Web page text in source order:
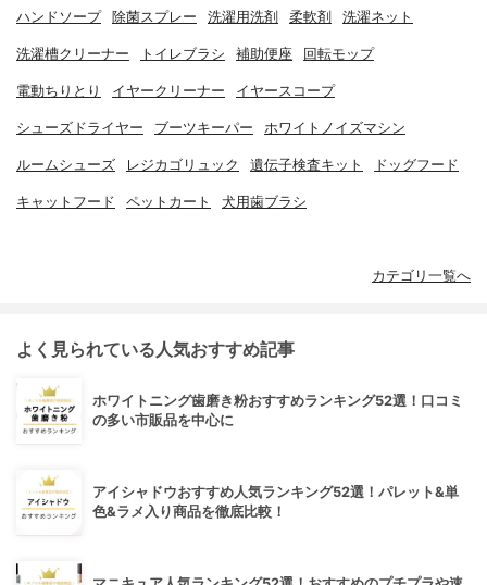
ハンドソープ 除菌スプレー 洗濯用洗剤 柔軟剤 洗濯ネット
洗濯槽クリーナー トイレブラシ 補助便座 回転モップ
電動ちりとり イヤークリーナー イヤースコープ
シューズドライヤー ブーツキーパー ホワイトノイズマシン
ルームシューズ レジカゴリュック 遺伝子検査キット ドッグフード
キャットフード ペットカート 犬用歯ブラシ
カテゴリ一覧へ
よく見られている人気おすすめ記事
ホワイトニング歯磨き粉おすすめランキング52選！口コミ
の多い市販品を中心に
アイシャドウおすすめ人気ランキング52選！パレット&単
色&ラメ入り商品を徹底比較！